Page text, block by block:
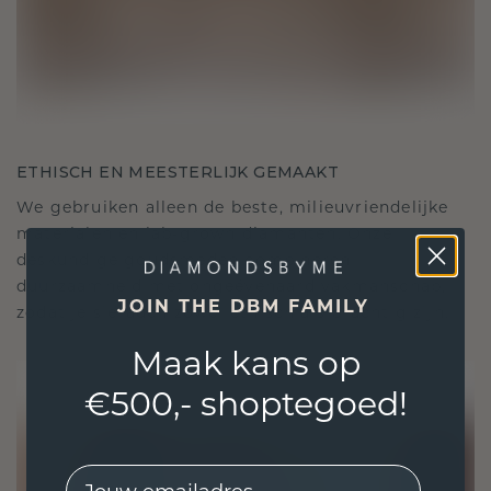
ETHISCH EN MEESTERLIJK GEMAAKT
We gebruiken alleen de beste, milieuvriendelijke
materialen en lab-grown diamanten. Onze
deskundige goudsmeden combineren
duurzaamheid met ongeëvenaard vakmanschap,
zodat je sieraden zowel ethisch als prachtig zijn.
JOIN THE DBM FAMILY
Maak kans op
€500,- shoptegoed!
EMail